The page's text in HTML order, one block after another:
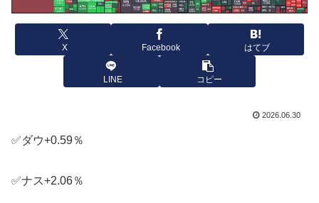
X Facebook はてブ
LINE コピー
2026.06.30
✅ダウ+0.59％
✅ナス+2.06％